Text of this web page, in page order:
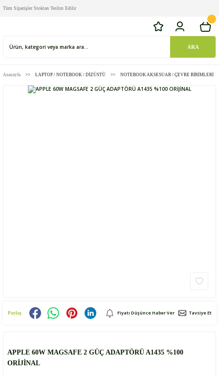
Tüm Siparişler Stoktan Teslim Edilir
ARA
Anasayfa LAPTOP / NOTEBOOK / DİZÜSTÜ NOTEBOOK AKSESUAR / ÇEVRE BİRİMLERİ
Paylaş Fiyatı Düşünce Haber Ver Tavsiye Et
APPLE 60W MAGSAFE 2 GÜÇ ADAPTÖRÜ A1435 %100
ORİJİNAL